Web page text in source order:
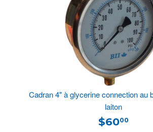
Cadran 4" à glycerine connection au
laiton
$6000